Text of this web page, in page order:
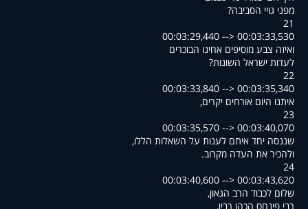
?מפני גויי הסביבה
21
00:03:29,440 --> 00:03:33,530
ואיזה צבע מוסיפים אחינו הבוכרים
?לעדות ישראל השונות
22
00:03:33,840 --> 00:03:35,340
,איתנו היום אורחים יקרים
23
00:03:35,570 --> 00:03:40,070
,שננסה יחד איתם לענות על השאלות הללו
.ולהכיר את העדה מקרוב
24
00:03:40,600 --> 00:03:43,620
,שלום לכבוד הרב הגאון
,רבי פינחס הכהן רבין